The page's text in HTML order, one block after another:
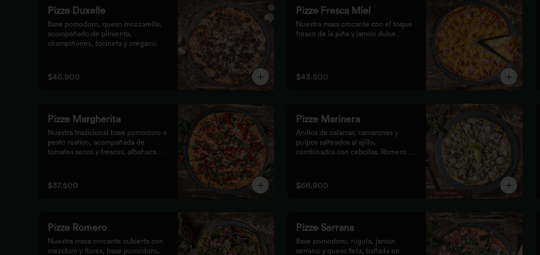
Pizze Duxelle
Base pomodoro, queso mozzarella,
acompañado de pimienta,
champiñones, tocineta y orégano.
$46.900
Pizze Fresca Miel
Nuestra masa crocante con el toque
fresco de la piña y jamón dulce.
$43.500
Pizze Margherita
Nuestra tradicional base pomodoro o
pesto rústico, acompañada de
tomates secos y frescos, albahaca y
$37.500
Pizze Marinera
Anillos de calamar, camarones y
pulpos salteados al ajillo,
combinados con cebollas. Romero al
$66.900
Pizze Romero
Nuestra masa crocante cubierta con
mezclum y flores, base pomodoro,
Pizze Serrana
Base pomodoro, rúgula, jamón
serrano y queso feta, bañada en